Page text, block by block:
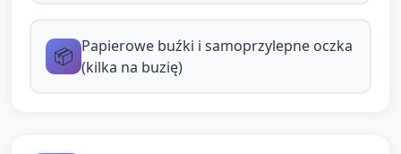
Materiał: worek sensoryczny lub trzy miseczki z
prostymi, bezpiecznymi materiałami: miękka
📦 Papierowe buźki i samoprzylepne oczka
(kilka na buzię)